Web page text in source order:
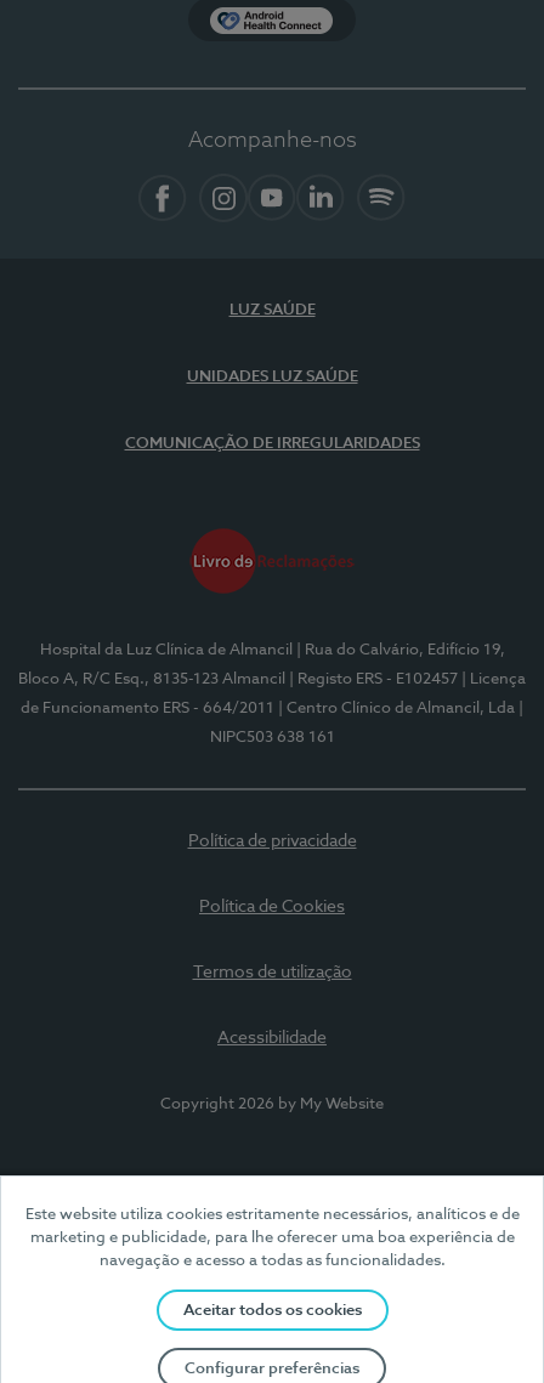
Este website utiliza cookies estritamente necessários, analíticos e de
marketing e publicidade, para lhe oferecer uma boa experiência de
navegação e acesso a todas as funcionalidades.
Aceitar todos os cookies
Configurar preferências
Acompanhe-nos
LUZ SAÚDE
UNIDADES LUZ SAÚDE
COMUNICAÇÃO DE IRREGULARIDADES
Hospital da Luz Clínica de Almancil
| Rua do Calvário, Edifício 19,
Bloco A, R/C Esq., 8135-123 Almancil
| Registo ERS - E102457
| Licença
de Funcionamento ERS - 664/2011
| Centro Clínico de Almancil, Lda
NIPC503 638 161
Política de privacidade
Política de Cookies
Termos de utilização
Acessibilidade
Copyright 2026 by My Website